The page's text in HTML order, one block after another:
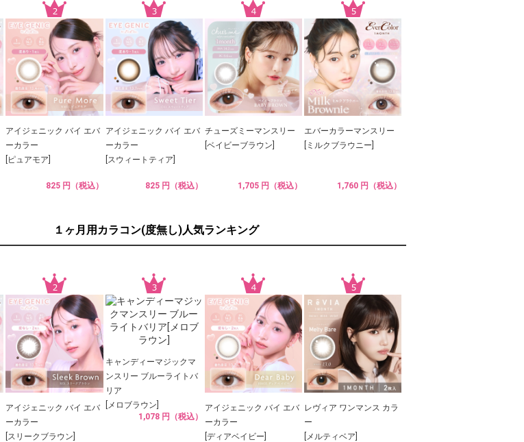
アイジェニック バイ エバ
ーカラー
[ピュアモア]
825 円（税込）
アイジェニック バイ エバ
ーカラー
[スウィートティア]
825 円（税込）
チューズミーマンスリー
[ベイビーブラウン]
1,705 円（税込）
エバーカラーマンスリー
[ミルクブラウニー]
1,760 円（税込）
１ヶ月用カラコン(度無し)人気ランキング
アイジェニック バイ エバ
ーカラー
[スリークブラウン]
キャンディーマジックマ
ンスリー ブルーライトバ
リア
[メロブラウン]
1,078 円（税込）
アイジェニック バイ エバ
ーカラー
[ディアベイビー]
レヴィア ワンマンス カラ
ー
[メルティベア]